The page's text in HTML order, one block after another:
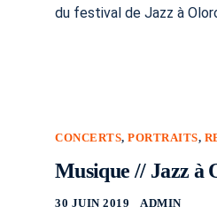
du festival de Jazz à
CONCERTS,PORTRAITS,
Musique // Jazz à
30 JUIN 2019 ADMIN